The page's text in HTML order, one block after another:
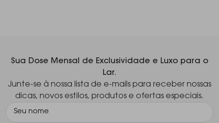
rápida e eficiente do copo.
Tampa Medidora: A tampa superior possui um orifício
com um copo medidor que permite adicionar
Sua Dose Mensal de Exclusividade e Luxo para o
Lar.
Junte-se à nossa lista de e-mails para receber nossas
dicas, novos estilos, produtos e ofertas especiais.